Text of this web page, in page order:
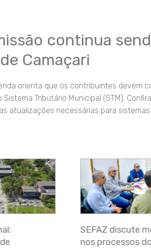
continua
Camaçari
orienta que os contribuintes devem
Tributário Municipal (STM).
atualizações necessárias para sistemas
ITIV com
TFF 2026 já
para pagamento